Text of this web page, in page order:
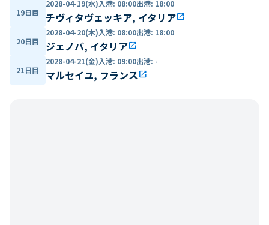
19日目
2028-04-19(水)入港: 08:00出港: 18:00
チヴィタヴェッキア, イタリアopen_in_new
20日目
2028-04-20(木)入港: 08:00出港: 18:00
ジェノバ, イタリアopen_in_new
21日目
2028-04-21(金)入港: 09:00出港: -
マルセイユ, フランスopen_in_new